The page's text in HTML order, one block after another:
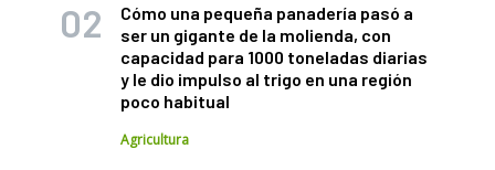
Cómo una pequeña panadería pasó a
ser un gigante de la molienda, con
capacidad para 1000 toneladas diarias
y le dio impulso al trigo en una región
poco habitual
Agricultura